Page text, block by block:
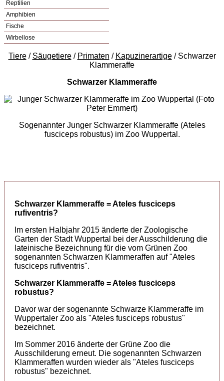
Reptilien
Amphibien
Fische
Wirbellose
Tiere/ Säugetiere/ Primaten / Kapuzinerartige/ Schwarzer
Klammeraffe
Schwarzer Klammeraffe
Sogenannter Junger Schwarzer Klammeraffe (Ateles
fusciceps robustus) im Zoo Wuppertal.
Schwarzer Klammeraffe = Ateles fusciceps
rufiventris?
Im ersten Halbjahr 2015 änderte der Zoologische
Garten der Stadt Wuppertal bei der Ausschilderung die
lateinische Bezeichnung für die vom Grünen Zoo
sogenannten Schwarzen Klammeraffen auf "Ateles
fusciceps rufiventris".
Schwarzer Klammeraffe = Ateles fusciceps
robustus?
Davor war der sogenannte Schwarze Klammeraffe im
Wuppertaler Zoo als "Ateles fusciceps robustus"
bezeichnet.
Im Sommer 2016 änderte der Grüne Zoo die
Ausschilderung erneut. Die sogenannten Schwarzen
Klammeraffen wurden wieder als "Ateles fusciceps
robustus" bezeichnet.